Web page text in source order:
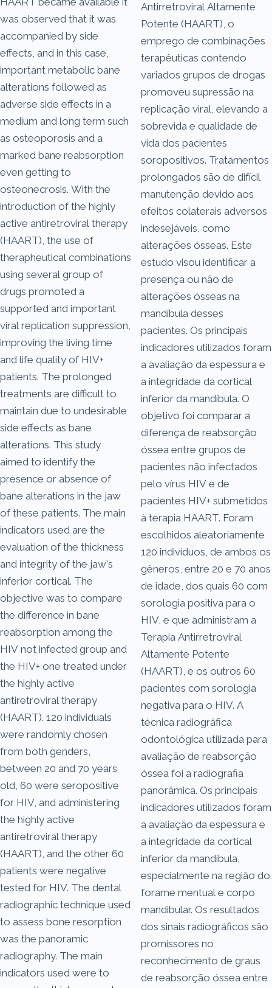
was observed that it was
accompanied by side
effects, and in this case,
important metabolic bane
alterations followed as
adverse side effects in a
medium and long term such
as osteoporosis and a
marked bane reabsorption
even getting to
osteonecrosis. With the
introduction of the highly
active antiretroviral therapy
(HAART), the use of
therapheutical combinations
using several group of
drugs promoted a
supported and important
viral replication suppression,
improving the living time
and life quality of HIV+
patients. The prolonged
treatments are difficult to
maintain due to undesirable
side effects as bane
alterations. This study
aimed to identify the
presence or absence of
bane alterations in the jaw
of these patients. The main
indicators used are the
evaluation of the thickness
and integrity of the jaw's
inferior cortical. The
objective was to compare
the difference in bane
reabsorption among the
HIV not infected group and
the HIV+ one treated under
the highly active
antiretroviral therapy
(HAART). 120 individuals
were randomly chosen
from both genders,
between 20 and 70 years
old, 60 were seropositive
for HIV, and administering
the highly active
antiretroviral therapy
(HAART), and the other 60
patients were negative
tested for HIV. The dental
radiographic technique used
to assess bone resorption
was the panoramic
radiography. The main
indicators used were to
Antirretroviral Altamente
Potente (HAART), o
emprego de combinações
terapêuticas contendo
variados grupos de drogas
promoveu supressão na
replicação viral, elevando a
sobrevida e qualidade de
vida dos pacientes
soropositivos. Tratamentos
prolongados são de difícil
manutenção devido aos
efeitos colaterais adversos
indesejáveis, como
alterações ósseas. Este
estudo visou identificar a
presença ou não de
alterações ósseas na
mandíbula desses
pacientes. Os principais
indicadores utilizados foram
a avaliação da espessura e
a integridade da cortical
inferior da mandíbula. O
objetivo foi comparar a
diferença de reabsorção
óssea entre grupos de
pacientes não infectados
pelo vírus HIV e de
pacientes HIV+ submetidos
à terapia HAART. Foram
escolhidos aleatoriamente
120 indivíduos, de ambos os
gêneros, entre 20 e 70 anos
de idade, dos quais 60 com
sorologia positiva para o
HIV, e que administram a
Terapia Antirretroviral
Altamente Potente
(HAART), e os outros 60
pacientes com sorologia
negativa para o HIV. A
técnica radiográfica
odontológica utilizada para
avaliação de reabsorção
óssea foi a radiografia
panorâmica. Os principais
indicadores utilizados foram
a avaliação da espessura e
a integridade da cortical
inferior da mandíbula,
especialmente na região do
forame mentual e corpo
mandibular. Os resultados
dos sinais radiográficos são
promissores no
reconhecimento de graus
de reabsorção óssea entre